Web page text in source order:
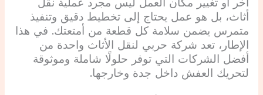
آخر أو تغيير مكان العمل ليس مجرد عملية نقل
أثاث، بل هو عمل يحتاج إلى تخطيط دقيق وتنفيذ
متمرس يضمن سلامة كل قطعة من أمتعتك. في هذا
الإطار، تعد شركة حربي لنقل الأثاث واحدة من
أفضل الشركات التي توفر حلولًا شاملة وموثوقة
لتحريك العفش داخل جدة وخارجها.